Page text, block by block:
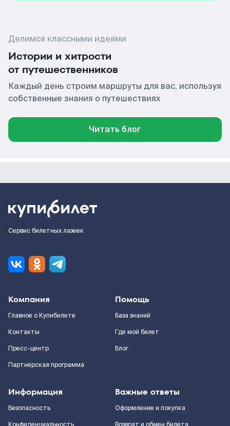
Делимся классными идеями
Истории и хитрости
от путешественников
Каждый день строим маршруты для вас, используя
собственные знания о путешествиях
Читать блог
Сервис билетных лазеек
Компания
Главное о Купибилете
Контакты
Пресс-центр
Партнерская программа
Помощь
База знаний
Где мой билет
Блог
Информация
Безопасность
Важные ответы
Оформление и покупка